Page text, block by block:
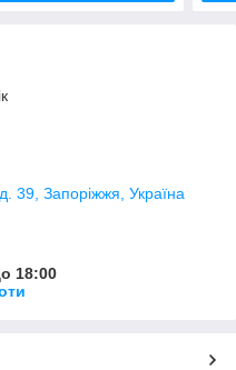
39, Запоріжжя, Україна
18:00